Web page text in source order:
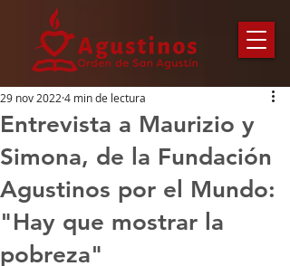
Entrevista a Maurizio y
Simona, de la Fundación
Agustinos por el Mundo:
"Hay que mostrar la
pobreza"
29 nov 2022 4 min de lectura